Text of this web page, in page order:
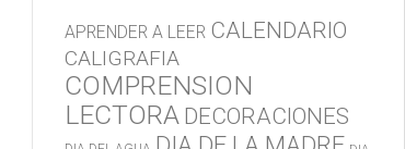
APRENDER A LEER CALENDARIO
CALIGRAFIA
COMPRENSION
LECTORA DECORACIONES